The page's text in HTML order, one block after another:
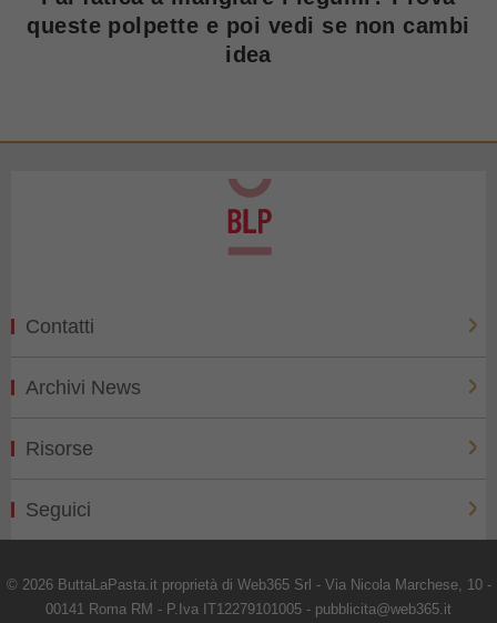
queste polpette e poi vedi se non cambi
idea
Contatti
Archivi News
Risorse
Seguici
© 2026 ButtaLaPasta.it proprietà di Web365 Srl - Via Nicola Marchese, 10 -
00141 Roma RM - P.Iva IT12279101005 - pubblicita@web365.it